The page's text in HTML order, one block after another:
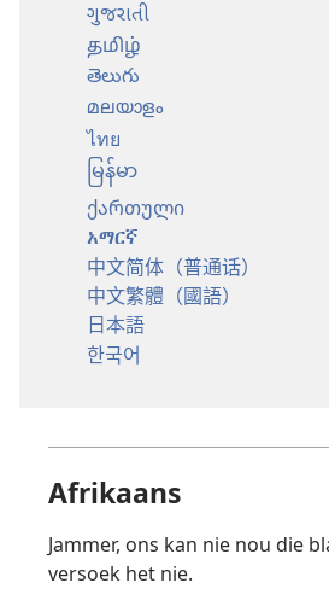
ગુજરાતી
தமிழ்
తెలుగు
മലയാളം
ไทย
မြန်မာ
ქართული
አማርኛ
中文简体（普通话）
中文繁體（國語）
日本語
한국어
Afrikaans
Jammer, ons kan nie nou die
versoek het nie.